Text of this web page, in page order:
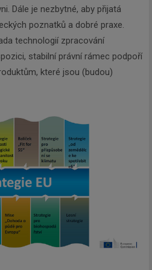
Dále je nezbytné, aby přijatá
poznatků a dobré praxe.
technologií zpracování
stabilní právní rámec podpoří
které jsou (budou)